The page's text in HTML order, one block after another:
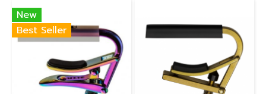
New
Best Seller